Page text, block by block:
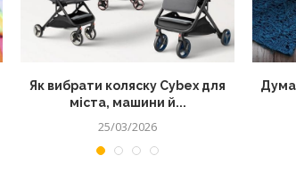
Як вибрати коляску Cybex для
міста, машини й...
25/03/2026